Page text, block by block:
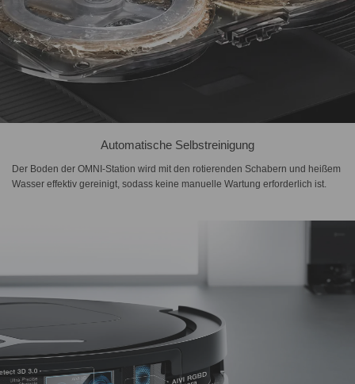
Automatische Selbstreinigung
Der Boden der OMNI-Station wird mit den rotierenden Schabern und heißem
Wasser effektiv gereinigt, sodass keine manuelle Wartung erforderlich ist.